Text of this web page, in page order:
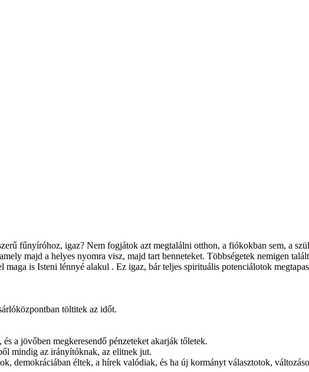
fűnyíróhoz, igaz? Nem fogjátok azt megtalálni otthon, a fiókokban sem, a
majd a helyes nyomra visz, majd tart benneteket. Többségetek nemigen
is Isteni lénnyé alakul . Ez igaz, bár teljes spirituális potenciálotok
töltitek az időt.
a jövőben megkeresendő pénzeteket akarják tőletek.
mindig az irányítóknak, az elitnek jut.
demokráciában éltek, a hírek valódiak, és ha új kormányt választotok,